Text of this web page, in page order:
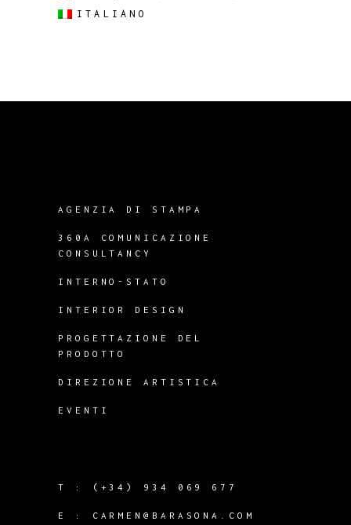
ITALIANO
AGENZIA DI STAMPA
360A COMUNICAZIONE
CONSULTANCY
INTERNO-STATO
INTERIOR DESIGN
PROGETTAZIONE DEL
PRODOTTO
DIREZIONE ARTISTICA
EVENTI
T : (+34) 934 069 677
E : CARMEN@BARASONA.COM